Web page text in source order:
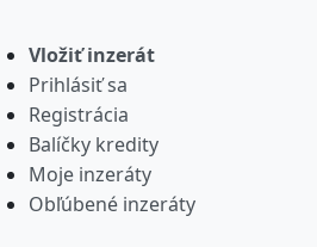
Vložiť inzerát
Prihlásiť sa
Registrácia
Balíčky kredity
Moje inzeráty
Obľúbené inzeráty